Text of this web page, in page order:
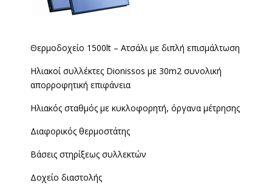
Θερμοδοχείο 1500lt – Ατσάλι με διπλή επισμάλτωση
Ηλιακοί συλλέκτες Dionissos με 30m2 συνολική
απορροφητική επιφάνεια
Ηλιακός σταθμός με κυκλοφορητή, όργανα μέτρησης
Διαφορικός θερμοστάτης
Βάσεις στηρίξεως συλλεκτών
Δοχείο διαστολής